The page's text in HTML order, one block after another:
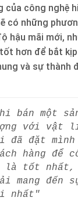
của công nghệ
có những
hậu mãi mới,
hơn để bắt
và sự thành
bán một
với vật
đã đặt
hàng để
là tốt nhất,
mang đến
nhất"